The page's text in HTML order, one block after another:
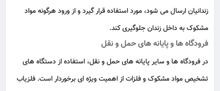
زندانیان ارسال می‌ شود، مورد استفاده قرار گیرد و از ورود هرگونه مواد
مشکوک به داخل زندان جلوگیری کند.
فرودگاه‌ ها و پایانه‌ های حمل‌ و نقل
در فرودگاه‌ ها و سایر پایانه‌ های حمل‌ و نقل، استفاده از دستگاه‌ های
تشخیص مواد مشکوک و فلزات از اهمیت ویژه‌ ای برخوردار است. فلزیاب